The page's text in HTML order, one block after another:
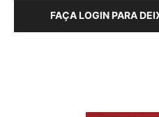
FAÇA LOGIN PARA